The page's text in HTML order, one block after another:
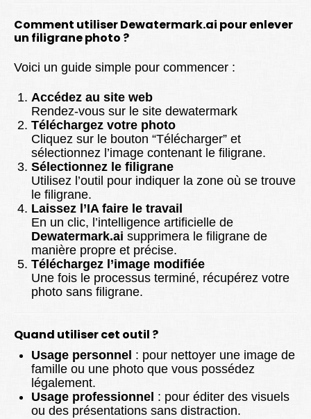
Comment utiliser Dewatermark.ai pour enlever
un filigrane photo ?
Voici un guide simple pour commencer :
Accédez au site web
Rendez-vous sur le site dewatermark
Téléchargez votre photo
Cliquez sur le bouton “Télécharger” et
sélectionnez l’image contenant le filigrane.
Sélectionnez le filigrane
Utilisez l’outil pour indiquer la zone où se trouve
le filigrane.
Laissez l’IA faire le travail
En un clic, l’intelligence artificielle de
Dewatermark.ai supprimera le filigrane de
manière propre et précise.
Téléchargez l’image modifiée
Une fois le processus terminé, récupérez votre
photo sans filigrane.
Quand utiliser cet outil ?
Usage personnel : pour nettoyer une image de
famille ou une photo que vous possédez
légalement.
Usage professionnel : pour éditer des visuels
ou des présentations sans distraction.